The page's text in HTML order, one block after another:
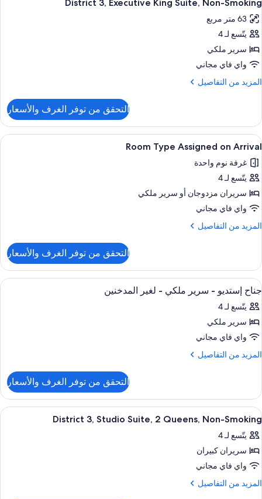
3)
لغير
المدخنين
للمسبح
(District
جميع
صور
District
3,
Executive
King
Suite,
Smoking
District 3, Executive King Suite, Non-Smoking
63 متر مربع
يتّسع لـ 4
سرير ملكي
واي فاي مجاني
المزيد من التفاصيل
المزيد
District
3,
Executive
Suite,
Non-
Smoking
التحقق من توفر الغرف والأسعار
استعراض
جميع
صور
Room
Type
Assigned
on
Arrival
6
Room Type Assigned on Arrival
غرفة نوم واحدة
يتّسع لـ 4
سريران مزدوجان‫‬ أو سرير ملكي
واي فاي مجاني
المزيد من التفاصيل
المزيد
Room
Type
Assigned
Arrival
التحقق من توفر الغرف والأسعار
استعراض
جميع
صور
جناح
إستديو
-
-
لغير
المدخنين
ألحفة محشوة بالريش وأسرّة بطبقة
4
جناح إستديو - سرير ملكي - لغير المدخنين
يتّسع لـ 4
سرير ملكي
واي فاي مجاني
المزيد من التفاصيل
المزيد
جناح
إستديو
-
سرير
ملكي
-
المدخنين
التحقق من توفر الغرف والأسعار
استعراض
جميع
صور
District
3,
Studio
ألحفة محشوة بالريش وأسرّة بطبقة
4
District 3, Studio Suite, 2 Queens, Non-Smoking
يتّسع لـ 4
سريران كبيران
واي فاي مجاني
المزيد من التفاصيل
المزيد